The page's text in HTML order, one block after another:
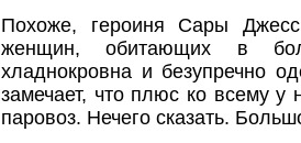
Похоже, героиня Сары
женщин, обитающих в
хладнокровна и безупречно
замечает, что плюс ко всему у
паровоз. Нечего сказать.